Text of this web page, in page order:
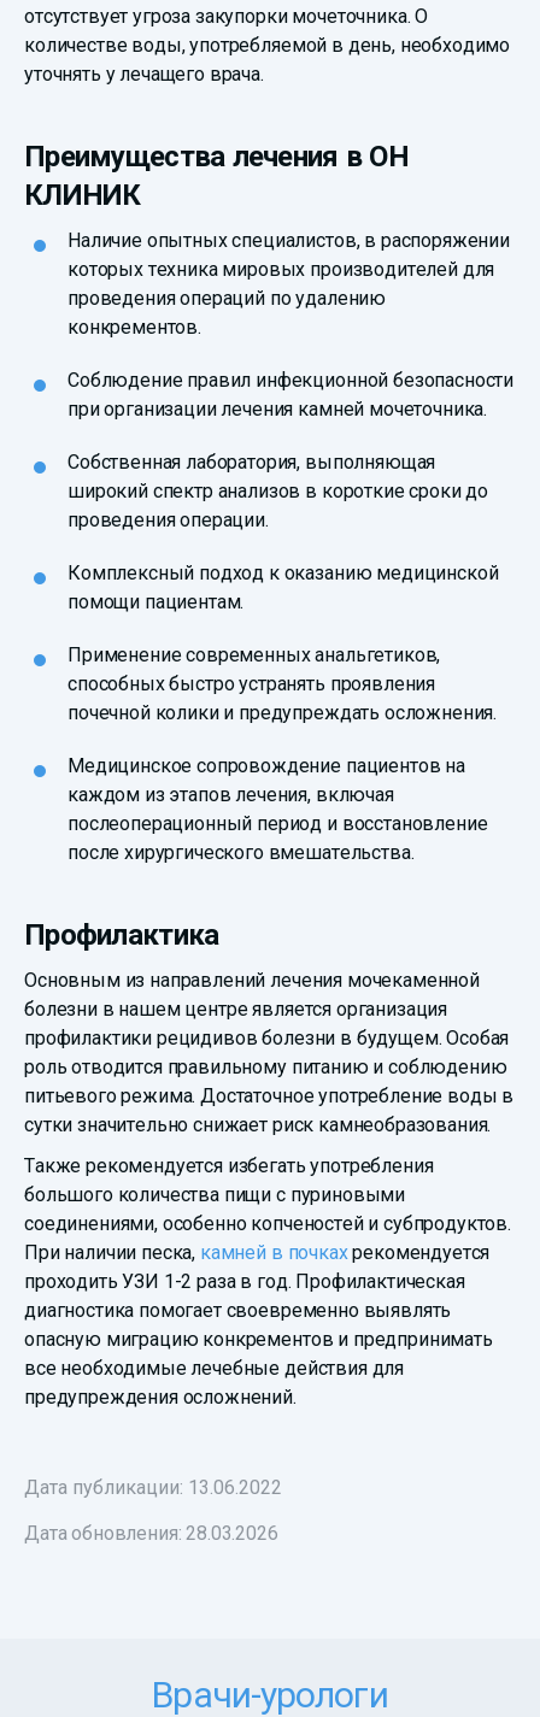
отсутствует угроза закупорки мочеточника. О
количестве воды, употребляемой в день, необходимо
уточнять у лечащего врача.
Преимущества лечения в ОН
КЛИНИК
Наличие опытных специалистов, в распоряжении
которых техника мировых производителей для
проведения операций по удалению
конкрементов.
Соблюдение правил инфекционной безопасности
при организации лечения камней мочеточника.
Собственная лаборатория, выполняющая
широкий спектр анализов в короткие сроки до
проведения операции.
Комплексный подход к оказанию медицинской
помощи пациентам.
Применение современных анальгетиков,
способных быстро устранять проявления
почечной колики и предупреждать осложнения.
Медицинское сопровождение пациентов на
каждом из этапов лечения, включая
послеоперационный период и восстановление
после хирургического вмешательства.
Профилактика
Основным из направлений лечения мочекаменной
болезни в нашем центре является организация
профилактики рецидивов болезни в будущем. Особая
роль отводится правильному питанию и соблюдению
питьевого режима. Достаточное употребление воды в
сутки значительно снижает риск камнеобразования.
Также рекомендуется избегать употребления
большого количества пищи с пуриновыми
соединениями, особенно копченостей и субпродуктов.
При наличии песка, камней в почкахрекомендуется
проходить УЗИ 1-2 раза в год. Профилактическая
диагностика помогает своевременно выявлять
опасную миграцию конкрементов и предпринимать
все необходимые лечебные действия для
предупреждения осложнений.
Дата публикации: 13.06.2022
Дата обновления: 28.03.2026
Врачи-урологи